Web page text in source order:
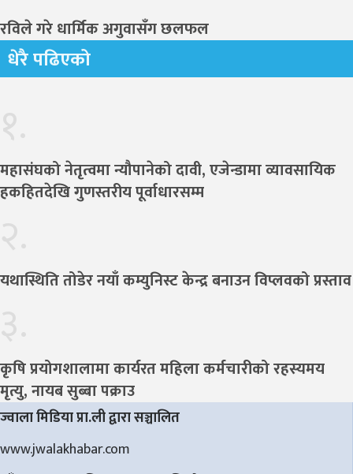
रविले गरे धार्मिक अगुवासँग छलफल
धेरै पढिएको
महासंघको नेतृत्वमा न्यौपानेको दावी, एजेन्डामा व्यावसायिक
हकहितदेखि गुणस्तरीय पूर्वाधारसम्म
यथास्थिति तोडेर नयाँ कम्युनिस्ट केन्द्र बनाउन विप्लवको प्रस्ताव
कृषि प्रयोगशालामा कार्यरत महिला कर्मचारीको रहस्यमय
मृत्यु, नायब सुब्बा पक्राउ
ज्वाला मिडिया प्रा.ली द्वारा सञ्चालित
www.jwalakhabar.com